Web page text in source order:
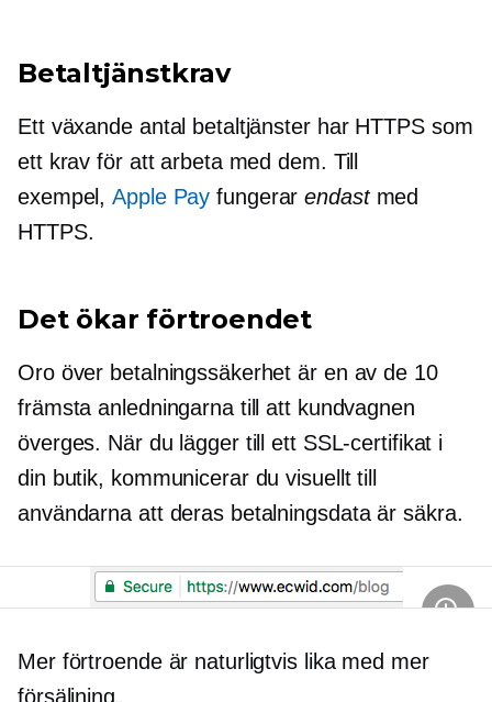
Betaltjänstkrav
Ett växande antal betaltjänster har HTTPS som
ett krav för att arbeta med dem. Till
exempel,Apple Pay fungerarendastmed
HTTPS.
Det ökar förtroendet
Oro över betalningssäkerhet är en av de 10
främsta anledningarna till att kundvagnen
överges. När du lägger till ett SSL-certifikat i
din butik, kommunicerar du visuellt till
användarna att deras betalningsdata är säkra.
Mer förtroende är naturligtvis lika med mer
försäljning.